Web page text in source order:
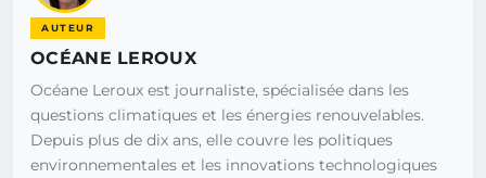
AUTEUR
OCÉANE LEROUX
Océane Leroux est journaliste, spécialisée dans les
questions climatiques et les énergies renouvelables.
Depuis plus de dix ans, elle couvre les politiques
environnementales et les innovations technologiques